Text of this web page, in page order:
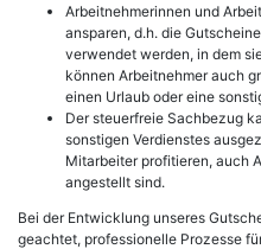
Arbeitnehmerinnen und
ansparen, d.h. die
verwendet werden, in dem
können Arbeitnehmer auch
einen Urlaub oder eine
Der steuerfreie Sachbezug
sonstigen Verdienstes
Mitarbeiter profitieren, auch
angestellt sind.
Bei der Entwicklung unseres
geachtet, professionelle Prozesse